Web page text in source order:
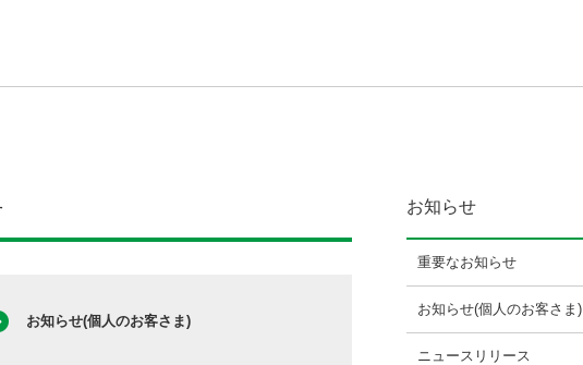
お知らせ(個人のお客さま)
お知らせ
重要なお知らせ
お知らせ(個人のお客さま)
ニュースリリース